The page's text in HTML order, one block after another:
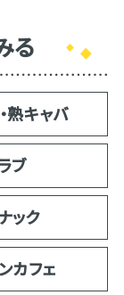
る
熟キャバ
ブ
ック
カフェ